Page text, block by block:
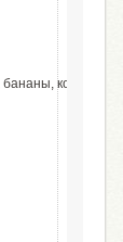
кокосы и